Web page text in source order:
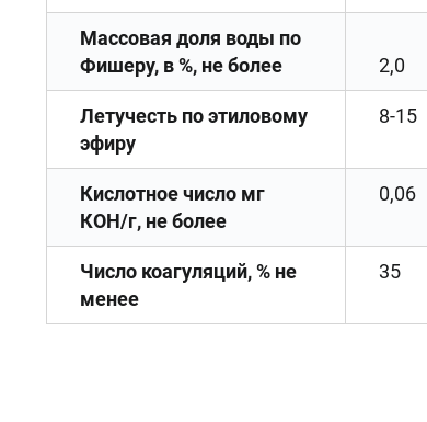
Массовая доля воды по
Фишеру, в %, не более
2,0
Летучесть по этиловому
эфиру
8-15
Кислотное число мг
КОН/г, не более
0,06
Число коагуляций, % не
менее
35